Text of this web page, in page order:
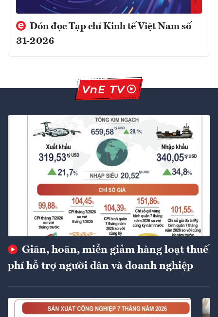
Đón đọc Tạp chí Kinh tế Việt Nam số
31-2026
Giãn, hoãn, miễn giảm hàng loạt thuế
phí hỗ trợ người dân và doanh nghiệp